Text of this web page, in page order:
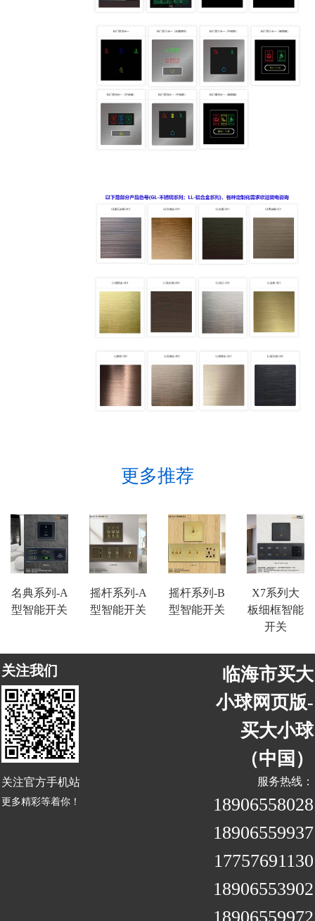
更多推荐
名典系列-A
型智能开关
摇杆系列-A
型智能开关
摇杆系列-B
型智能开关
X7系列大
板细框智能
开关
关注我们
关注官方手机站
更多精彩等着你！
临海市买大
小球网页版-
买大小球
（中国）
服务热线：
18906558028
18906559937
17757691130
18906553902